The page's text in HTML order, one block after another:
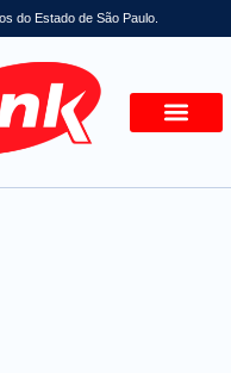
do Estado de São Paulo.